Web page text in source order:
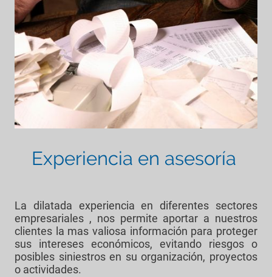
Experiencia en asesoría
La dilatada experiencia en diferentes sectores
empresariales , nos permite aportar a nuestros
clientes la mas valiosa información para proteger
sus intereses económicos, evitando riesgos o
posibles siniestros en su organización, proyectos
o actividades.